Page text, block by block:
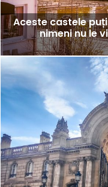
Aceste castele
nimeni nu le